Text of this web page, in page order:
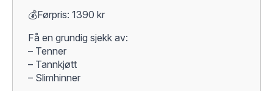
💰Førpris: 1390 kr
Få en grundig sjekk av:
– Tenner
– Tannkjøtt
– Slimhinner